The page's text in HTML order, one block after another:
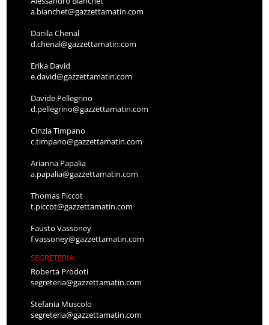
a.bianchet@gazzettamatin.com
Danila Chenal
d.chenal@gazzettamatin.com
Erika David
e.david@gazzettamatin.com
Davide Pellegrino
d.pellegrino@gazzettamatin.com
Cinzia Timpano
c.timpano@gazzettamatin.com
Arianna Papalia
a.papalia@gazzettamatin.com
Thomas Piccot
t.piccot@gazzettamatin.com
Fausto Vassoney
f.vassoney@gazzettamatin.com
SEGRETERIA
Roberta Prodoti
segreteria@gazzettamatin.com
Stefania Muscolo
segreteria@gazzettamatin.com